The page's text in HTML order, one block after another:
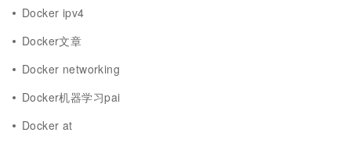
Docker ipv4
Docker文章
Docker networking
Docker机器学习pai
Docker at